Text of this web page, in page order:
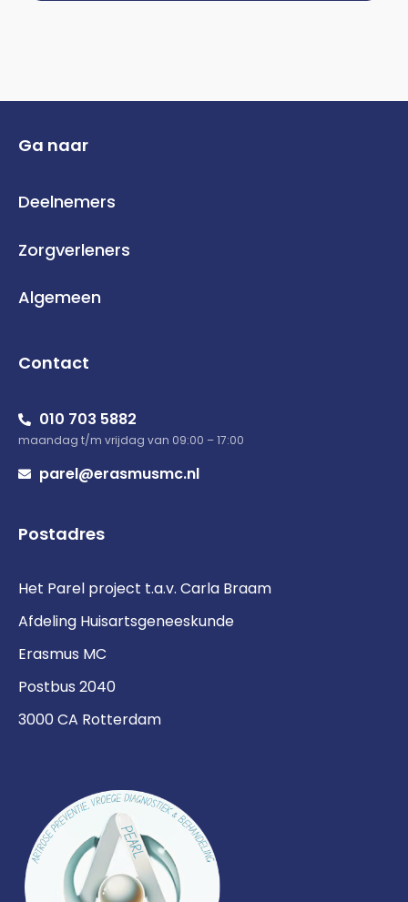
Ga naar
Deelnemers
Zorgverleners
Algemeen
Contact
010 703 5882
maandag t/m vrijdag van 09:00 – 17:00
parel@erasmusmc.nl
Postadres
Het Parel project t.a.v. Carla Braam
Afdeling Huisartsgeneeskunde
Erasmus MC
Postbus 2040
3000 CA Rotterdam